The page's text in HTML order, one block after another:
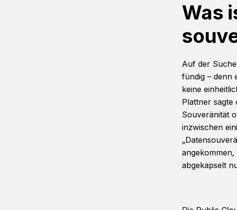
Was
Auf der
fündig – denn
keine
Plattner sagte
Souveränität
inzwischen
abgekapselt